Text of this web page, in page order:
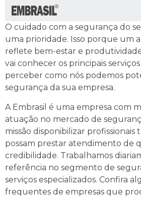
O cuidado com a segurança do
uma prioridade. Isso porque um
reflete bem-estar e
vai conhecer os principais
perceber como nós podemos
segurança da sua empresa.
A Embrasil é uma empresa com
atuação no mercado de
missão disponibilizar profissionais
possam prestar atendimento de
credibilidade. Trabalhamos
referência no segmento de
serviços especializados. Confira
frequentes de empresas que